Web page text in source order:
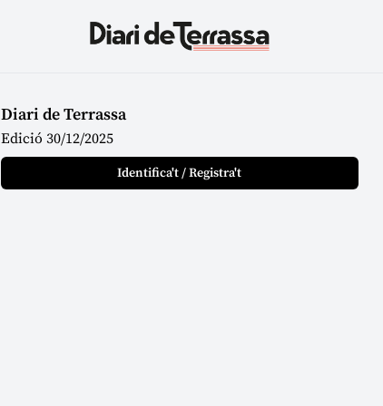
Diari de Terrassa
Edició 30/12/2025
Identifica't / Registra't